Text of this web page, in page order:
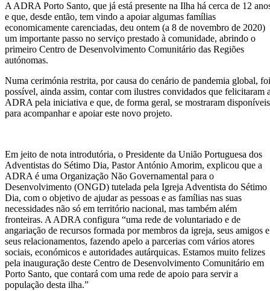
A ADRA Porto Santo, que já está presente na Ilha há cerca de 12
e que, desde então, tem vindo a apoiar algumas famílias
economicamente carenciadas, deu ontem (a 8 de novembro de 2020)
um importante passo no serviço prestado à comunidade, abrindo o
primeiro Centro de Desenvolvimento Comunitário das Regiões
autónomas.
Numa cerimónia restrita, por causa do cenário de pandemia global, foi
possível, ainda assim, contar com ilustres convidados que felicitaram
ADRA pela iniciativa e que, de forma geral, se mostraram disponíveis
para acompanhar e apoiar este novo projeto.
Em jeito de nota introdutória, o Presidente da União Portuguesa dos
Adventistas do Sétimo Dia, Pastor António Amorim, explicou que a
ADRA é uma Organização Não Governamental para o
Desenvolvimento (ONGD) tutelada pela Igreja Adventista do Sétimo
Dia, com o objetivo de ajudar as pessoas e as famílias nas suas
necessidades não só em território nacional, mas também além
fronteiras. A ADRA configura “uma rede de voluntariado e de
angariação de recursos formada por membros da igreja, seus amigos e
seus relacionamentos, fazendo apelo a parcerias com vários atores
sociais, económicos e autoridades autárquicas. Estamos muito felizes
pela inauguração deste Centro de Desenvolvimento Comunitário em
Porto Santo, que contará com uma rede de apoio para servir a
população desta ilha.”